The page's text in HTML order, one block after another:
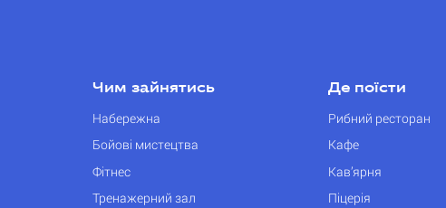
Чим зайнятись
Набережна
Бойові мистецтва
Фітнес
Тренажерний зал
Де поїсти
Рибний ресторан
Кафе
Кав’ярня
Піцерія